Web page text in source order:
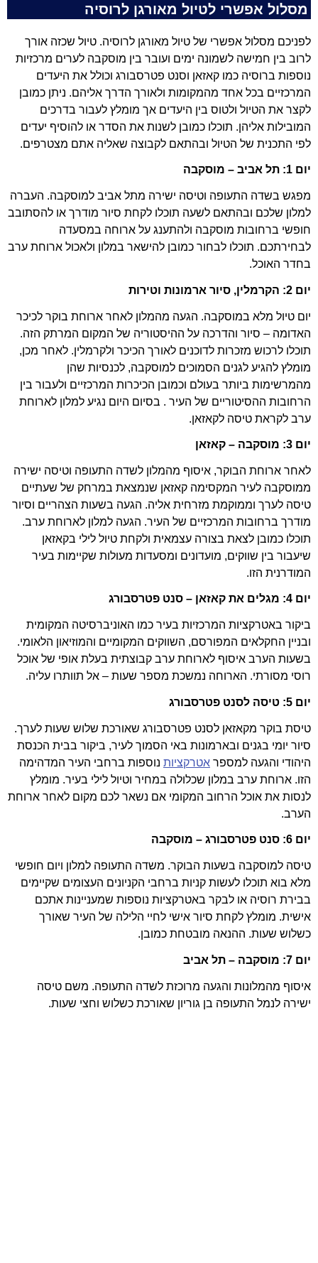
מסלול אפשרי לטיול מאורגן לרוסיה
לפניכם מסלול אפשרי של טיול מאורגן לרוסיה. טיול שכזה אורך
לרוב בין חמישה לשמונה ימים ועובר בין מוסקבה לערים מרכזיות
נוספות ברוסיה כמו קאזאן וסנט פטרסבורג וכולל את היעדים
המרכזיים בכל אחד מהמקומות ולאורך הדרך אליהם. ניתן כמובן
לקצר את הטיול ולטוס בין היעדים אך מומלץ לעבור בדרכים
המובילות אליהן. תוכלו כמובן לשנות את הסדר או להוסיף יעדים
לפי התכנית של הטיול ובהתאם לקבוצה שאליה אתם מצטרפים.
יום 1: תל אביב – מוסקבה
מפגש בשדה התעופה וטיסה ישירה מתל אביב למוסקבה. העברה
למלון שלכם ובהתאם לשעה תוכלו לקחת סיור מודרך או להסתובב
חופשי ברחובות מוסקבה ולהתענג על ארוחה במסעדה
לבחירתכם. תוכלו לבחור כמובן להישאר במלון ולאכול ארוחת ערב
בחדר האוכל.
יום 2: הקרמלין, סיור ארמונות וטירות
יום טיול מלא במוסקבה. הגעה מהמלון לאחר ארוחת בוקר לכיכר
האדומה – סיור והדרכה על ההיסטוריה של המקום המרתק הזה.
תוכלו לרכוש מזכרות לדוכנים לאורך הכיכר ולקרמלין. לאחר מכן,
מומלץ להגיע לגנים הסמוכים למוסקבה, לכנסיות שהן
מהמרשימות ביותר בעולם וכמובן הכיכרות המרכזיים ולעבור בין
הרחובות ההסיטוריים של העיר . בסיום היום נגיע למלון לארוחת
ערב לקראת טיסה לקאזאן.
יום 3: מוסקבה – קאזאן
לאחר ארוחת הבוקר, איסוף מהמלון לשדה התעופה וטיסה ישירה
ממוסקבה לעיר המקסימה קאזאן שנמצאת במרחק של שעתיים
טיסה לערך וממוקמת מזרחית אליה. הגעה בשעות הצהריים וסיור
מודרך ברחובות המרכזיים של העיר. הגעה למלון לארוחת ערב.
תוכלו כמובן לצאת בצורה עצמאית ולקחת טיול לילי בקאזאן
שיעבור בין שווקים, מועדונים ומסעדות מעולות שקיימות בעיר
המודרנית הזו.
יום 4: מגלים את קאזאן – סנט פטרסבורג
ביקור באטרקציות המרכזיות בעיר כמו האוניברסיטה המקומית
ובניין החקלאים המפורסם, השווקים המקומיים והמוזיאון הלאומי.
בשעות הערב איסוף לארוחת ערב קבוצתית בעלת אופי של אוכל
רוסי מסורתי. הארוחה נמשכת מספר שעות – אל תוותרו עליה.
יום 5: טיסה לסנט פטרסבורג
טיסת בוקר מקאזאן לסנט פטרסבורג שאורכת שלוש שעות לערך.
סיור יומי בגנים ובארמונות באי הסמוך לעיר, ביקור בבית הכנסת
היהודי והגעה למספר אטרקציות נוספות ברחבי העיר המדהימה
הזו. ארוחת ערב במלון שכלולה במחיר וטיול לילי בעיר. מומלץ
לנסות את אוכל הרחוב המקומי אם נשאר לכם מקום לאחר ארוחת
הערב.
יום 6: סנט פטרסבורג – מוסקבה
טיסה למוסקבה בשעות הבוקר. משדה התעופה למלון ויום חופשי
מלא בוא תוכלו לעשות קניות ברחבי הקניונים העצומים שקיימים
בבירת רוסיה או לבקר באטרקציות נוספות שמעניינות אתכם
אישית. מומלץ לקחת סיור אישי לחיי הלילה של העיר שאורך
כשלוש שעות. ההנאה מובטחת כמובן.
יום 7: מוסקבה – תל אביב
איסוף מהמלונות והגעה מרוכזת לשדה התעופה. משם טיסה
ישירה לנמל התעופה בן גוריון שאורכת כשלוש וחצי שעות.